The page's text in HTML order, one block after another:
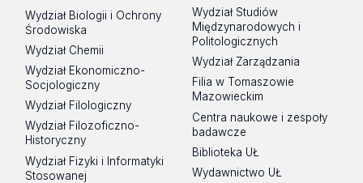
Wydział Biologii i Ochrony
Środowiska
Wydział Chemii
Wydział Ekonomiczno-
Socjologiczny
Wydział Filologiczny
Wydział Filozoficzno-
Historyczny
Wydział Fizyki i Informatyki
Stosowanej
Wydział Studiów
Międzynarodowych i
Politologicznych
Wydział Zarządzania
Filia w Tomaszowie
Mazowieckim
Centra naukowe i zespoły
badawcze
Biblioteka UŁ
Wydawnictwo UŁ